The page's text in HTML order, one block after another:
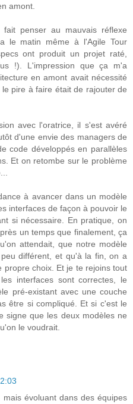
amont.
fait penser au mauvais réflexe
le matin même à l'Agile Tour
ont produit un projet raté,
!). L'impression que ça m'a
en amont avait nécessité
pire à faire était de rajouter de
avec l'oratrice, il s'est avéré
d'une envie des managers de
code développés en parallèles
Et on retombe sur le problème
à avancer dans un modèle
interfaces de façon à pouvoir le
si nécessaire. En pratique, on
un temps que finalement, ça
attendait, que notre modèle
différent, et qu'à la fin, on a
propre choix. Et je te rejoins tout
interfaces sont correctes, le
pré-existant avec une couche
être si compliqué. Et si c'est le
signe que les deux modèles ne
le voudrait.
évoluant dans des équipes